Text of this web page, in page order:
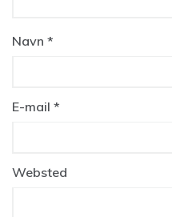
Navn *
E-mail *
Websted